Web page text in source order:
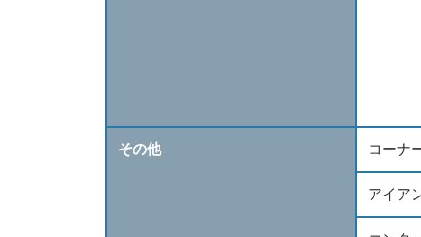
その他 コーナ
アイア